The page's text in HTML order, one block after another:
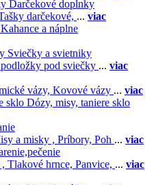
Darčekové doplnky
darčekové, ... viac
Kahance a náplne
Sviečky a svietniky
pod sviečky ... viac
vázy, Kovové vázy ... viac
Dózy, misy, taniere sklo
a misky , Príbory, Poh ... viac
Tlakové hrnce, Panvice, ... viac